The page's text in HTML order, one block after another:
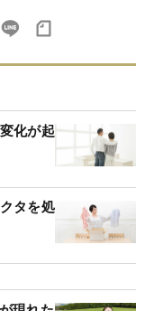
化が起
タを処